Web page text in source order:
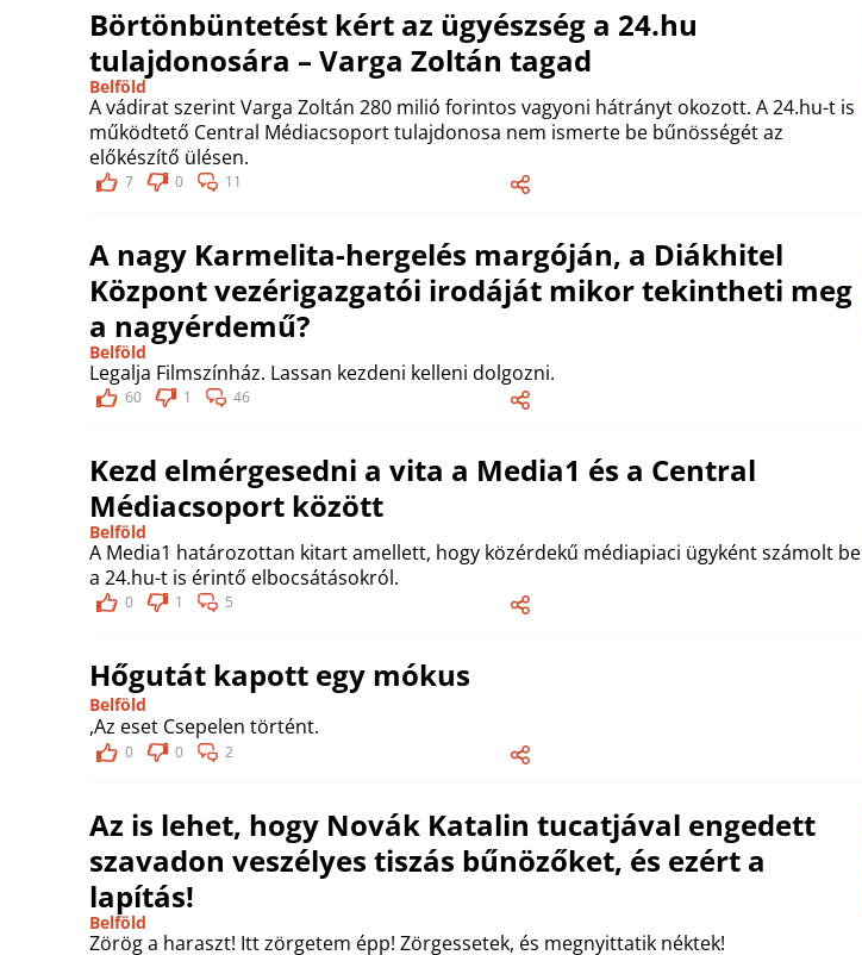
Börtönbüntetést kért az ügyészség a 24.hu
tulajdonosára – Varga Zoltán tagad
Belföld
A vádirat szerint Varga Zoltán 280 milió forintos vagyoni hátrányt okozott. A 24.hu-t is
működtető Central Médiacsoport tulajdonosa nem ismerte be bűnösségét az
előkészítő ülésen.
7 0 11
A nagy Karmelita-hergelés margóján, a Diákhitel
Központ vezérigazgatói irodáját mikor tekintheti meg
a nagyérdemű?
Belföld
Legalja Filmszínház. Lassan kezdeni kelleni dolgozni.
60 1 46
Kezd elmérgesedni a vita a Media1 és a Central
Médiacsoport között
Belföld
A Media1 határozottan kitart amellett, hogy közérdekű médiapiaci ügyként számolt be
a 24.hu-t is érintő elbocsátásokról.
0 1 5
Hőgutát kapott egy mókus
Belföld
,Az eset Csepelen történt.
0 0 2
Az is lehet, hogy Novák Katalin tucatjával engedett
szavadon veszélyes tiszás bűnözőket, és ezért a
lapítás!
Belföld
Zörög a haraszt! Itt zörgetem épp! Zörgessetek, és megnyittatik néktek!